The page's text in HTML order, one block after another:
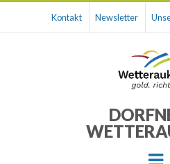
Kontakt Newsletter